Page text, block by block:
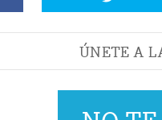
ÚNETE A